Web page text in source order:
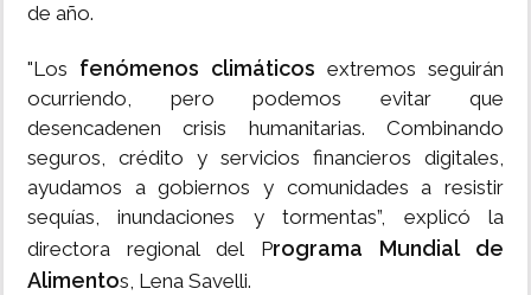
de año.
"Los fenómenos climáticos extremos seguirán
ocurriendo, pero podemos evitar que
desencadenen crisis humanitarias. Combinando
seguros, crédito y servicios financieros digitales,
ayudamos a gobiernos y comunidades a resistir
sequías, inundaciones y tormentas”, explicó la
directora regional del Programa Mundial de
Alimentos, Lena Savelli.